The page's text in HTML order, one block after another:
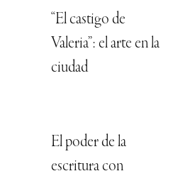
“El castigo de
Valeria”: el arte en la
ciudad
El poder de la
escritura con